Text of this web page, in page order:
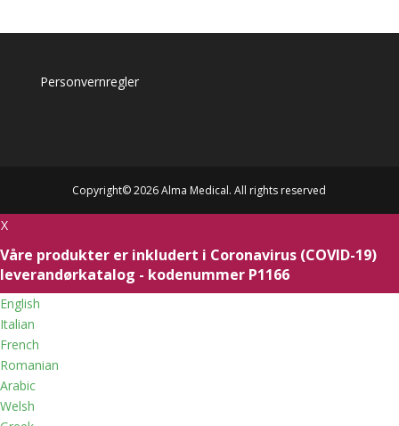
Personvernregler
Copyright© 2026 Alma Medical. All rights reserved
X
Våre produkter er inkludert i Coronavirus (COVID-19)
leverandørkatalog - kodenummer P1166
English
Italian
French
Romanian
Arabic
Welsh